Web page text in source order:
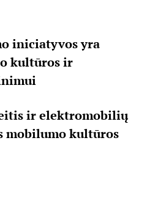
iniciatyvos yra
kultūros ir
ir elektromobilių
mobilumo kultūros